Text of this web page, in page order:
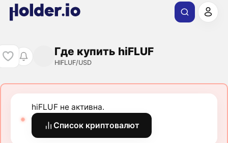
Где купить hiFLUF
HIFLUF/USD
hiFLUF не активна.
Список криптовалют